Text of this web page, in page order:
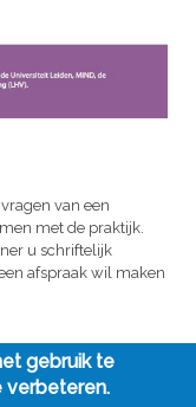
van een
met de praktijk.
u schriftelijk
afspraak wil maken
gebruik te
verbeteren.